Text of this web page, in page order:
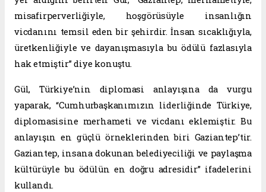
misafirperverliğiyle, hoşgörüsüyle insanlığın
vicdanını temsil eden bir şehirdir. İnsan sıcaklığıyla,
üretkenliğiyle ve dayanışmasıyla bu ödülü fazlasıyla
hak etmiştir” diye konuştu.
Gül, Türkiye’nin diplomasi anlayışına da vurgu
yaparak, “Cumhurbaşkanımızın liderliğinde Türkiye,
diplomasisine merhameti ve vicdanı eklemiştir. Bu
anlayışın en güçlü örneklerinden biri Gaziantep’tir.
Gaziantep, insana dokunan belediyeciliği ve paylaşma
kültürüyle bu ödülün en doğru adresidir” ifadelerini
kullandı.